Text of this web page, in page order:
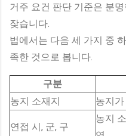
거주 요건 판단 기준은 분
잦습니다.
법에서는 다음 세 가지 중
족한 것으로 봅니다.
구분
농지 소재지
농지
연접 시, 군, 구
농지